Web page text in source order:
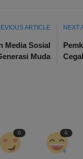
ARTICLE
Media Sosial
Muda
NEXT
0 0